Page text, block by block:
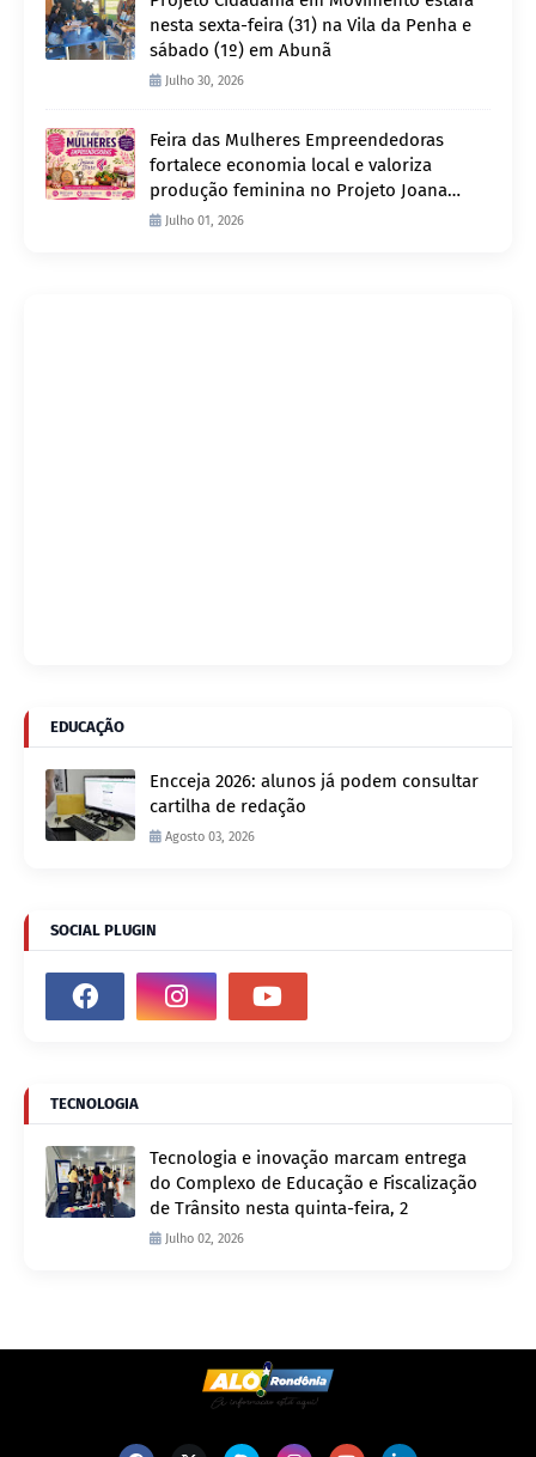
nesta sexta-feira (31) na Vila da Penha e
sábado (1º) em Abunã
Julho 30, 2026
Feira das Mulheres Empreendedoras
fortalece economia local e valoriza
produção feminina no Projeto Joana
D’Arc
Julho 01, 2026
EDUCAÇÃO
Encceja 2026: alunos já podem consultar
cartilha de redação
Agosto 03, 2026
SOCIAL PLUGIN
TECNOLOGIA
Tecnologia e inovação marcam entrega
do Complexo de Educação e Fiscalização
de Trânsito nesta quinta-feira, 2
Julho 02, 2026